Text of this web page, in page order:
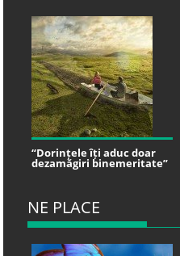
“Dorințele îți aduc doar
dezamăgiri binemeritate”
NE PLACE